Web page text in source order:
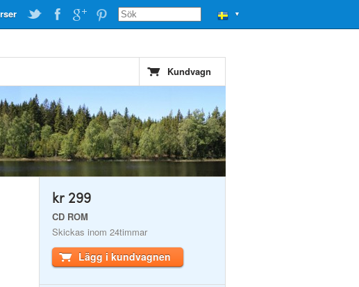
▼
Kundvagn
kr 299
CD ROM
Skickas inom 24timmar
Lägg i kundvagnen